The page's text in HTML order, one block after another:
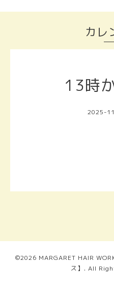
カレ
13時
2025-
©2026 MARGARET HAIR
ス】 . All